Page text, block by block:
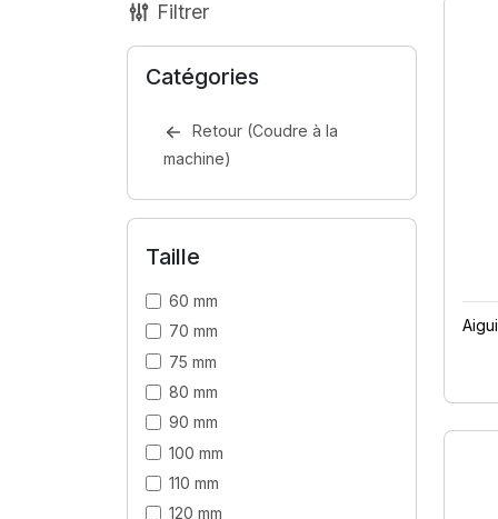
Filtrer
Catégories
Retour (Coudre à la
machine)
Taille
60 mm
70 mm
75 mm
80 mm
90 mm
100 mm
110 mm
120 mm